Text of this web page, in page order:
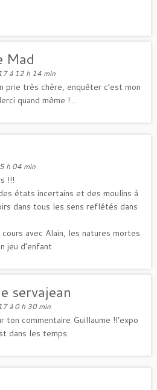
Mad
à 12 h 14 min
prie très chère, enquêter c’est mon
quand même !…
h 04 min
!!!
états incertains et des moulins à
dans tous les sens reflétés dans
avec Alain, les natures mortes
jeu d’enfant.
servajean
à 0 h 30 min
ton commentaire Guillaume !l’expo
dans les temps.